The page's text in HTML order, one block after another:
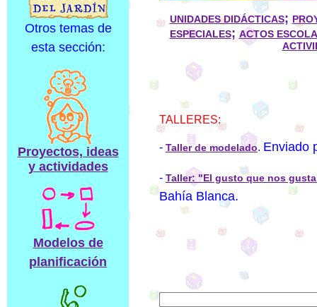
Otros temas de
esta sección:
Proyectos, ideas
y actividades
Modelos de
planificación
UNIDADES DIDÁCTICAS;
ESPECIALES; ACTOS
TALLERES:
- Taller de modelado. Enviado
- Taller: "El gusto que nos
Bahía Blanca.